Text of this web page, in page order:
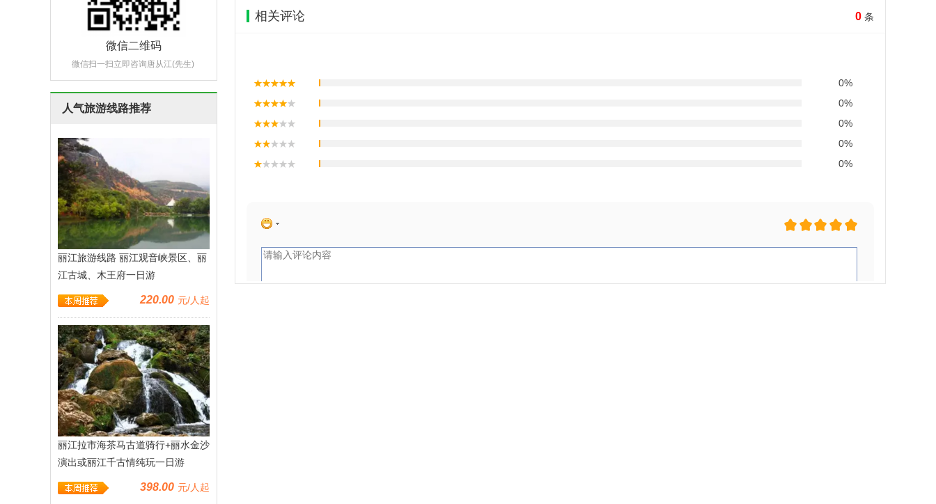
微信二维码
微信扫一扫立即咨询唐从江(先生)
人气旅游线路推荐
丽江旅游线路 丽江观音峡景区、丽
江古城、木王府一日游
220.00 元/人起
747人关注
丽江拉市海茶马古道骑行+丽水金沙
演出或丽江千古情纯玩一日游
398.00 元/人起
0 条
相关评论